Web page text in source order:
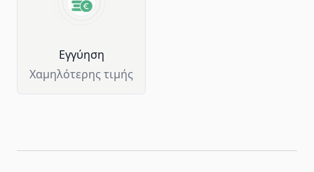
Eγγύηση
Χαμηλότερης τιμής